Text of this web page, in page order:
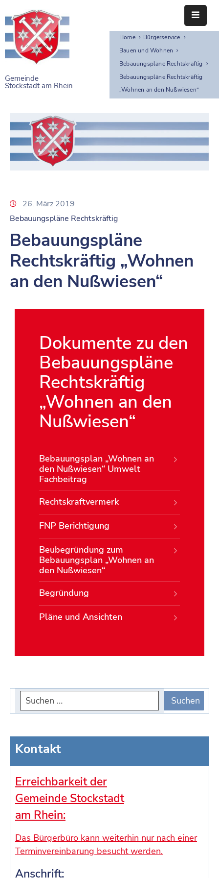
Gemeinde
Stockstadt am Rhein
STARTSEITE
RATHAUS
BÜRGERSERVICE
NAHERHOLUNG
FREIZEITEINRICHTUNGEN
Home
Bürgerservice
Bauen und Wohnen
Bebauungspläne Rechtskräftig
Bebauungspläne Rechtskräftig
„Wohnen an den Nußwiesen“
26. März 2019
Bebauungspläne Rechtskräftig
Bebauungspläne
Rechtskräftig „Wohnen
an den Nußwiesen“
Dokumente zu den
Bebauungspläne
Rechtskräftig
„Wohnen an den
Nußwiesen“
Bebauungsplan „Wohnen an
den Nußwiesen“ Umwelt
Fachbeitrag
Rechtskraftvermerk
FNP Berichtigung
Beubegründung zum
Bebauungsplan „Wohnen an
den Nußwiesen“
Begründung
Pläne und Ansichten
Kontakt
Erreichbarkeit der
Gemeinde Stockstadt
am Rhein:
Das Bürgerbüro kann weiterhin nur nach einer
Terminvereinbarung besucht werden.
Anschrift: